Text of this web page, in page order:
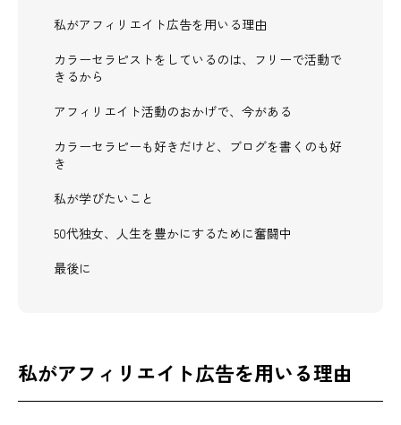
私がアフィリエイト広告を用いる理由
カラーセラピストをしているのは、フリーで活動で
きるから
アフィリエイト活動のおかげで、今がある
カラーセラピーも好きだけど、ブログを書くのも好
き
私が学びたいこと
50代独女、人生を豊かにするために奮闘中
最後に
私がアフィリエイト広告を用いる理由